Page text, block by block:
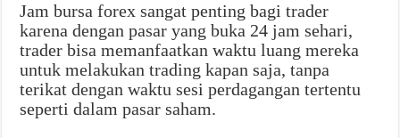
Jam bursa forex sangat penting bagi trader
karena dengan pasar yang buka 24 jam sehari,
trader bisa memanfaatkan waktu luang mereka
untuk melakukan trading kapan saja, tanpa
terikat dengan waktu sesi perdagangan tertentu
seperti dalam pasar saham.